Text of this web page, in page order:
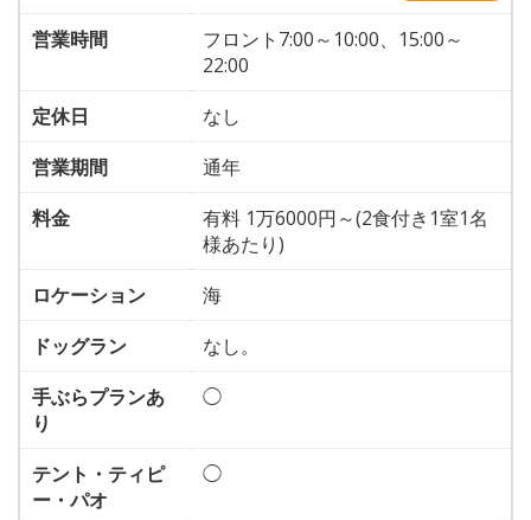
営業時間
フロント7:00～10:00、15:00～
22:00
定休日
なし
営業期間
通年
料金
有料 1万6000円～(2食付き1室1名
様あたり)
ロケーション
海
ドッグラン
なし。
手ぶらプランあ
り
◯
テント・ティピ
ー・パオ
◯